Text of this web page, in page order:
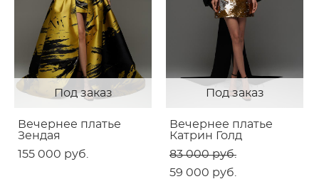
Под заказ
Вечернее платье
Зендая
155 000 pуб.
Под заказ
Вечернее платье
Катрин Голд
83 000 pуб.
59 000 pуб.